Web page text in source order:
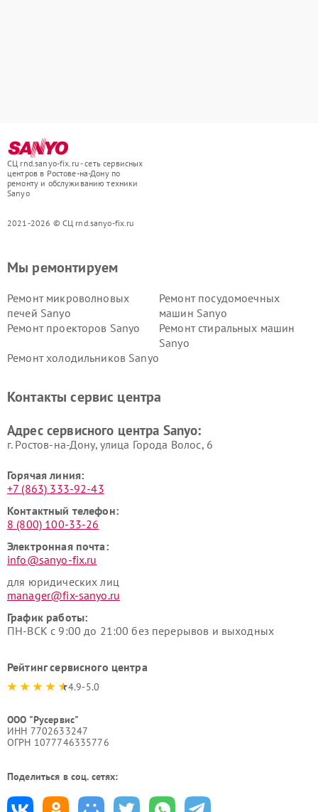
СЦ rnd.sanyo-fix.ru - сеть сервисных
центров в Ростове-на-Дону по
ремонту и обслуживанию техники
Sanyo
2021-2026 © СЦ rnd.sanyo-fix.ru
Мы ремонтируем
Ремонт микроволновых
печей Sanyo
Ремонт посудомоечных
машин Sanyo
Ремонт проекторов Sanyo
Ремонт стиральных машин
Sanyo
Ремонт холодильников Sanyo
Контакты сервис центра
Адрес сервисного центра Sanyo:
г. Ростов-на-Дону, улица Города Волос, 6
Горячая линия:
+7 (863) 333-92-43
Контактный телефон:
8 (800) 100-33-26
Электронная почта:
info@sanyo-fix.ru
для юридических лиц
manager@fix-sanyo.ru
График работы:
ПН-ВСК с 9:00 до 21:00 без перерывов и выходных
Рейтинг сервисного центра
4.9-5.0
ООО "Русервис"
ИНН 7702633247
ОГРН 1077746335776
Поделиться в соц. сетях: